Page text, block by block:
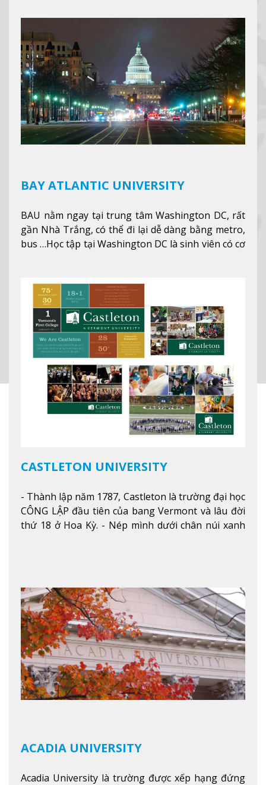
nhanh chóng môi trường học tại Canada.Xem
thêm
BAY ATLANTIC UNIVERSITY
BAU nằm ngay tại trung tâm Washington DC, rất
gần Nhà Trắng, có thể đi lại dễ dàng bằng metro,
bus …Học tập tại Washington DC là sinh viên có cơ
nghiệp ở Mỹ, #7 thành phố an toàn nhất trên Thế
Xem thêm
CASTLETON UNIVERSITY
- Thành lập năm 1787, Castleton là trường đại học
CÔNG LẬP đầu tiên của bang Vermont và lâu đời
thứ 18 ở Hoa Kỳ. - Nép mình dưới chân núi xanh
tuyết của trường, sinh viên có thể thưởng thức vẻ
đẹp tự nhiên của Vermont từ mọi góc trong
khuôn viên trường.Xem thêm
ACADIA UNIVERSITY
Acadia University là trường được xếp hạng đứng